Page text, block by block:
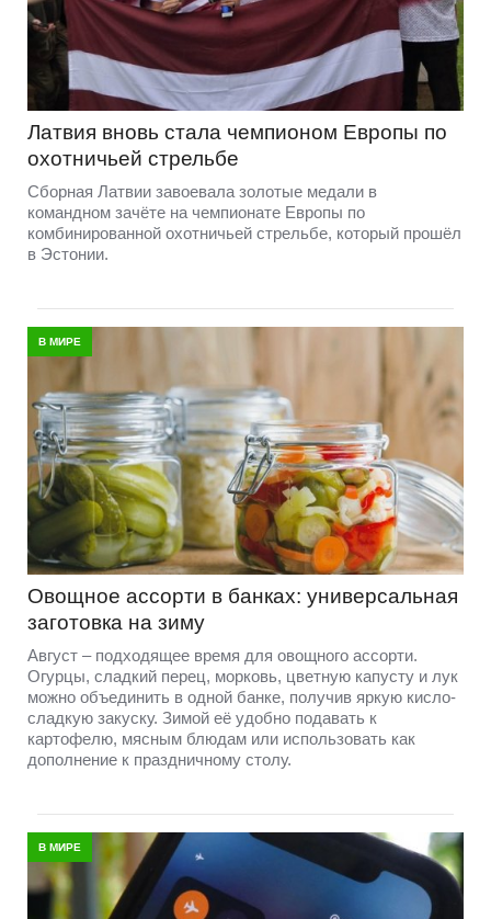
Латвия вновь стала чемпионом Европы по
охотничьей стрельбе
Сборная Латвии завоевала золотые медали в
командном зачёте на чемпионате Европы по
комбинированной охотничьей стрельбе, который прошёл
в Эстонии.
В МИРЕ
Овощное ассорти в банках: универсальная
заготовка на зиму
Август – подходящее время для овощного ассорти.
Огурцы, сладкий перец, морковь, цветную капусту и лук
можно объединить в одной банке, получив яркую кисло-
сладкую закуску. Зимой её удобно подавать к
картофелю, мясным блюдам или использовать как
дополнение к праздничному столу.
В МИРЕ